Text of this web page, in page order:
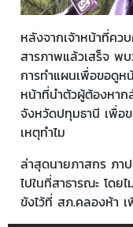
หลังจากเจ้าหน้าที่คว
สารภาพแล้วเสร็จ พ
การทำแผนเพื่อขอดูห
หน้าที่นำตัวผู้ต้องหา
จังหวัดปทุมธานี เพื่อ
เหตุทำไม
ล่าสุดนายภาสกร ภา
ไปในที่สาธารณะ โด
ขังไว้ที่ สภ.คลองห้า